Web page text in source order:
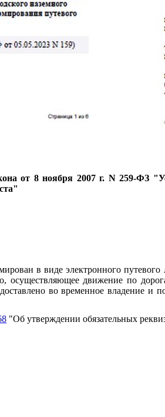
от 8 ноября 2007 г. N 259-ФЗ
в виде электронного
осуществляющее движение по
во временное владение и
"Об утверждении обязательных